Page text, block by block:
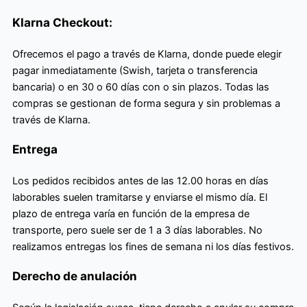
Klarna Checkout:
Ofrecemos el pago a través de Klarna, donde puede elegir
pagar inmediatamente (Swish, tarjeta o transferencia
bancaria) o en 30 o 60 días con o sin plazos. Todas las
compras se gestionan de forma segura y sin problemas a
través de Klarna.
Entrega
Los pedidos recibidos antes de las 12.00 horas en días
laborables suelen tramitarse y enviarse el mismo día. El
plazo de entrega varía en función de la empresa de
transporte, pero suele ser de 1 a 3 días laborables. No
realizamos entregas los fines de semana ni los días festivos.
Derecho de anulación